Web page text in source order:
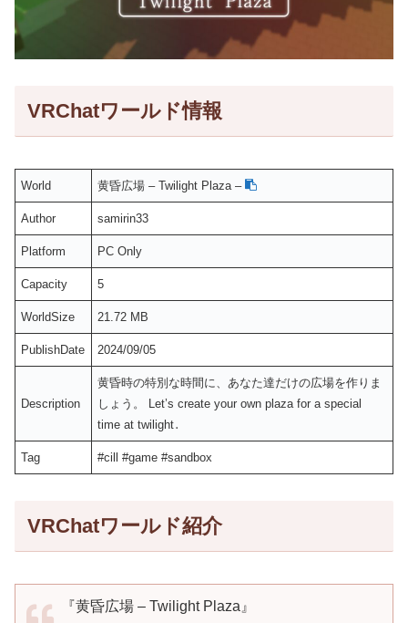
VRChatワールド情報
World 黄昏広場 – Twilight Plaza –
Author samirin33
Platform PC Only
Capacity 5
WorldSize 21.72 MB
PublishDate 2024/09/05
Description
黄昏時の特別な時間に、あなた達だけの広場を作りま
しょう。 Let’s create your own plaza for a special
time at twilight․
Tag #cill #game #sandbox
VRChatワールド紹介
『黄昏広場 – Twilight Plaza』